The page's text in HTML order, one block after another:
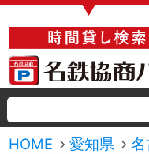
▼
HOME 愛知県 名